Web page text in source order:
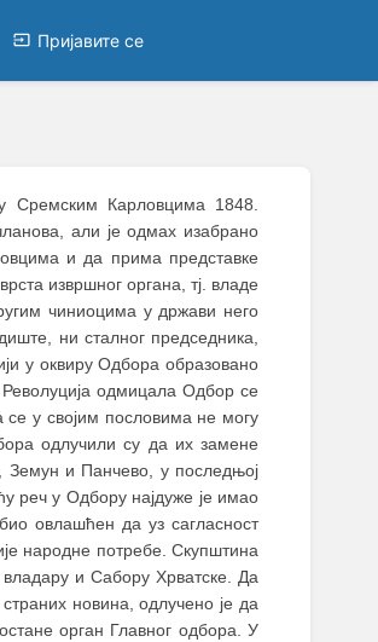
Пријавите се
Сремским Карловцима 1848.
али је одмах изабрано
и да прима представке
извршног органа, тј. владе
чиниоцима у држави него
ни сталног председника,
у оквиру Одбора образовано
Револуција одмицала Одбор се
у својим пословима не могу
одлучили су да их замене
и Панчево, у последњој
реч у Одбору најдуже је имао
овлашћен да уз сагласност
народне потребе. Скупштина
и Сабору Хрватске. Да
новина, одлучено је да
орган Главног одбора. У